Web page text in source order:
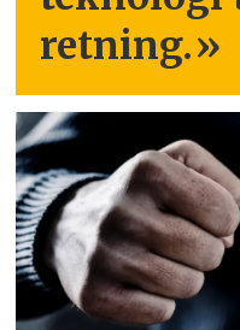
retning.»